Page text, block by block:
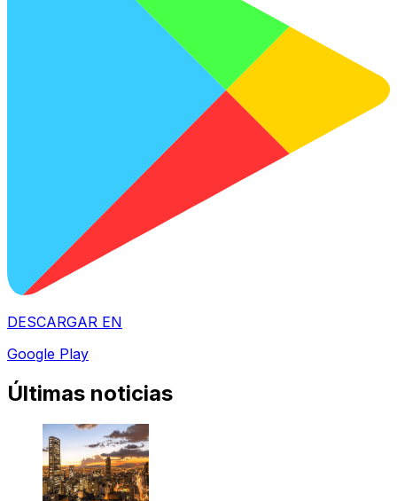
DESCARGAR EN
Google Play
Últimas noticias